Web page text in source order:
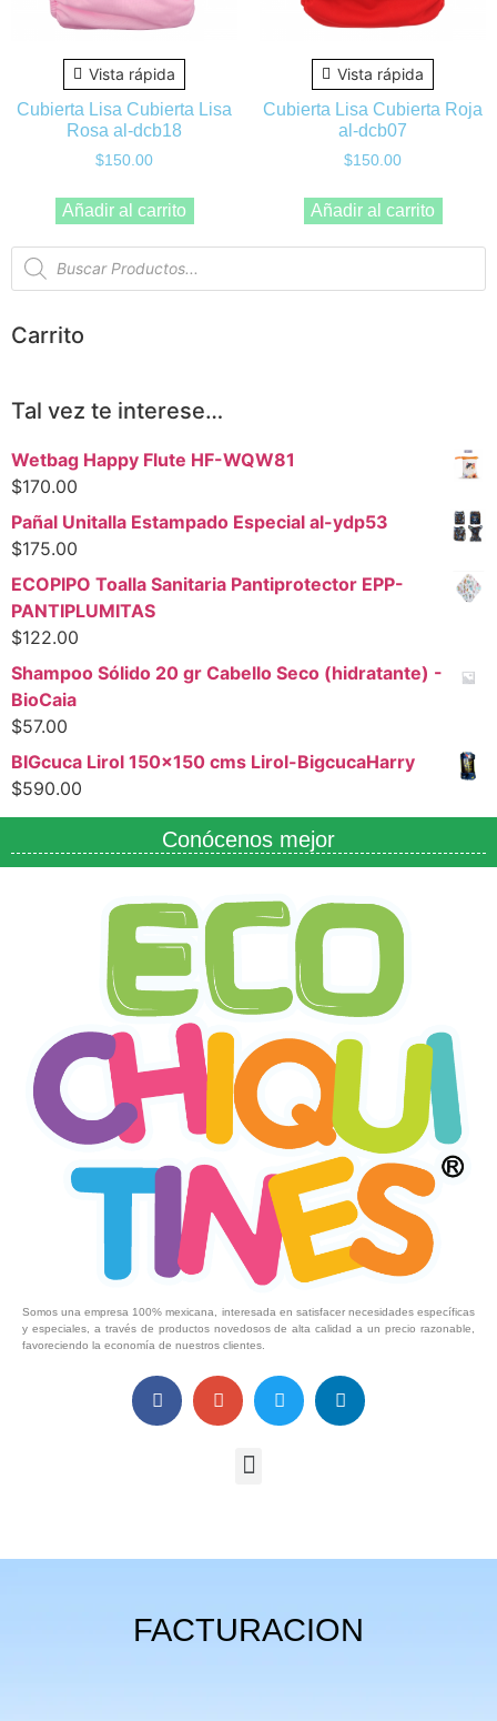
Vista rápida
Cubierta Lisa Cubierta Lisa
Rosa al-dcb18
$150.00
Añadir al carrito
Vista rápida
Cubierta Lisa Cubierta Roja
al-dcb07
$150.00
Añadir al carrito
Carrito
Tal vez te interese…
Wetbag Happy Flute HF-WQW81
$170.00
Pañal Unitalla Estampado Especial al-ydp53
$175.00
ECOPIPO Toalla Sanitaria Pantiprotector EPP-
PANTIPLUMITAS
$122.00
Shampoo Sólido 20 gr Cabello Seco (hidratante) -
BioCaia
$57.00
BIGcuca Lirol 150x150 cms Lirol-BigcucaHarry
$590.00
Conócenos mejor
Somos una empresa 100% mexicana, interesada en satisfacer necesidades específicas
y especiales, a través de productos novedosos de alta calidad a un precio razonable,
favoreciendo la economía de nuestros clientes.
FACTURACION